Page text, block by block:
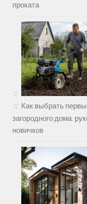
проката
Как выбрать
загородного дома:
новичков